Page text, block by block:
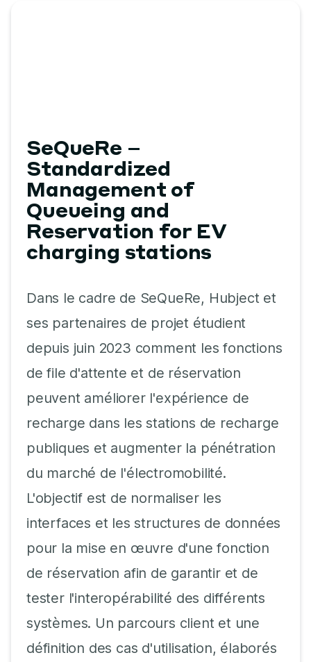
SeQueRe –
Standardized
Management of
Queueing and
Reservation for EV
charging stations
Dans le cadre de SeQueRe, Hubject et
ses partenaires de projet étudient
depuis juin 2023 comment les fonctions
de file d'attente et de réservation
peuvent améliorer l'expérience de
recharge dans les stations de recharge
publiques et augmenter la pénétration
du marché de l'électromobilité.
L'objectif est de normaliser les
interfaces et les structures de données
pour la mise en œuvre d'une fonction
de réservation afin de garantir et de
tester l'interopérabilité des différents
systèmes. Un parcours client et une
définition des cas d'utilisation, élaborés